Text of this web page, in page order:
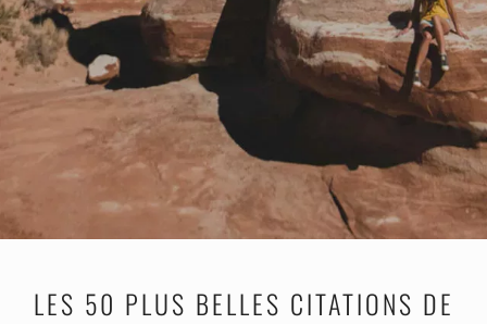
LES 50 PLUS BELLES CITATIONS DE